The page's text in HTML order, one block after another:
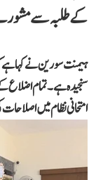
کے طلبہ سے
ہیمنت سورین نے کہا
سنجیدہ ہے۔ تمام
امتحانی نظام میں